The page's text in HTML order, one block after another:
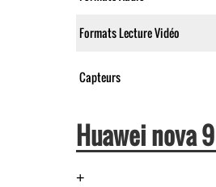
Formats Lecture Vidéo
Capteurs
Huawei nova
+